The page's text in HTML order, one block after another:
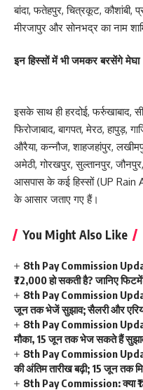
बांदा, फतेहपुर, चित्रकूट, कौशांबी,
मीरजापुर और सोनभद्र का नाम
इन हिस्सों में भी जमकर बरसेंगे मेघा
इसके साथ ही हरदोई, फर्रुखाबाद,
फिरोजाबाद, बागपत, मेरठ, हापुड़,
औरैया, कन्नौज, शाहजहांपुर,
अमेठी, गोरखपुर, सुल्तानपुर, जौनपुर,
आसपास के कई हिस्सों (UP
के आसार जताए गए हैं।
You Might Also Like
8th Pay Commission
₹72,000 हो सकती है? जानिए
8th Pay Commission
जून तक भेजें सुझाव; सैलरी और
8th Pay Commission
मौका, 15 जून तक भेज सकते हैं
8th Pay Commission
की अंतिम तारीख बढ़ी; 15 जून तक
8th Pay Commission: क्या